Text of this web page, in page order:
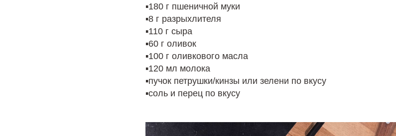
▪️180 г пшеничной муки
▪️8 г разрыхлителя
▪️110 г сыра
▪️60 г оливок
▪️100 г оливкового масла
▪️120 мл молока
▪️пучок петрушки/кинзы или зелени по вкусу
▪️соль и перец по вкусу